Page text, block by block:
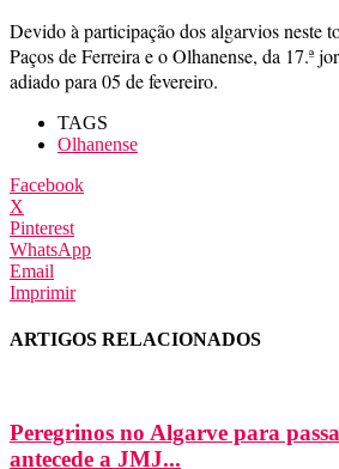
Devido à participação dos algarvios neste
Paços de Ferreira e o Olhanense, da 17.ª
adiado para 05 de fevereiro.
TAGS
Olhanense
Facebook
X
Pinterest
WhatsApp
Email
Imprimir
ARTIGOS RELACIONADOS
Peregrinos no Algarve para
antecede a JMJ...